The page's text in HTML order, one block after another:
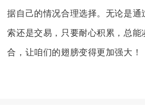
据自己的情况合理选择。无论是通
索还是交易，只要耐心积累，总能
合，让咱们的翅膀变得更加强大！